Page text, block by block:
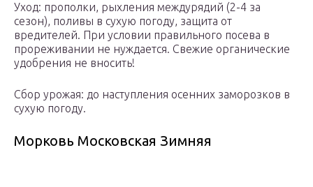
Уход: прополки, рыхления междурядий (2-4 за
сезон), поливы в сухую погоду, защита от
вредителей. При условии правильного посева в
прореживании не нуждается. Свежие органические
удобрения не вносить!
Сбор урожая: до наступления осенних заморозков в
сухую погоду.
Морковь Московская Зимняя